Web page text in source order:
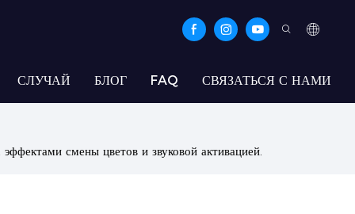
СЛУЧАЙ БЛОГ FAQ СВЯЗАТЬСЯ С НАМИ
смены цветов и звуковой активацией.